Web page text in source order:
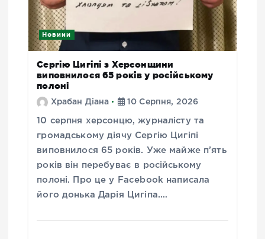
Новини
Сергію Цигіпі з Херсонщини
виповнилося 65 років у російському
полоні
Храбан Діана 10 Серпня, 2026
10 серпня херсонцю, журналісту та
громадському діячу Сергію Цигіпі
виповнилося 65 років. Уже майже п’ять
років він перебуває в російському
полоні. Про це у Facebook написала
його донька Дарія Цигіпа.…